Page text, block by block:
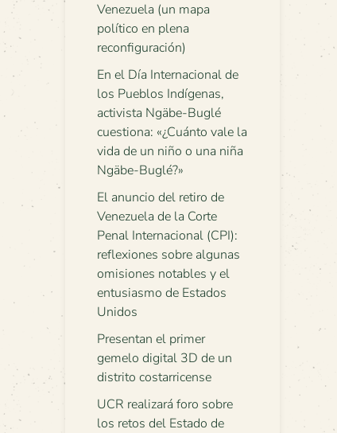
Venezuela (un mapa
político en plena
reconfiguración)
En el Día Internacional de
los Pueblos Indígenas,
activista Ngäbe-Buglé
cuestiona: «¿Cuánto vale la
vida de un niño o una niña
Ngäbe-Buglé?»
El anuncio del retiro de
Venezuela de la Corte
Penal Internacional (CPI):
reflexiones sobre algunas
omisiones notables y el
entusiasmo de Estados
Unidos
Presentan el primer
gemelo digital 3D de un
distrito costarricense
UCR realizará foro sobre
los retos del Estado de